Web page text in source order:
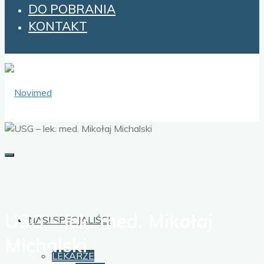
DO POBRANIA
KONTAKT
NASI SPECJALIŚCI
LEKARZE
USG – lek. med. Mikołaj
Michalski